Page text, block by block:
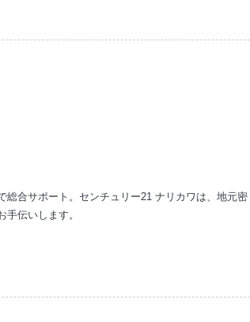
合サポート。センチュリー21 ナリカワは、地元密
伝いします。